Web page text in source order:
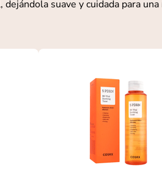
suave y cuidada para